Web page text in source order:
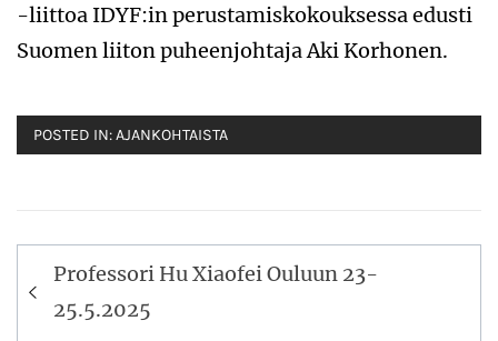
-liittoa IDYF:in perustamiskokouksessa edusti
Suomen liiton puheenjohtaja Aki Korhonen.
POSTED IN:AJANKOHTAISTA
Artikkelien
selaus
Professori Hu Xiaofei Ouluun 23-
25.5.2025